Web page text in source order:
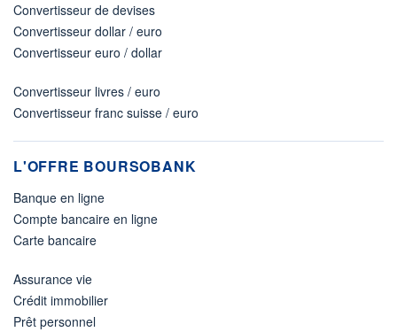
Convertisseur de devises
Convertisseur dollar / euro
Convertisseur euro / dollar
Convertisseur livres / euro
Convertisseur franc suisse / euro
L'OFFRE BOURSOBANK
Banque en ligne
Compte bancaire en ligne
Carte bancaire
Assurance vie
Crédit immobilier
Prêt personnel